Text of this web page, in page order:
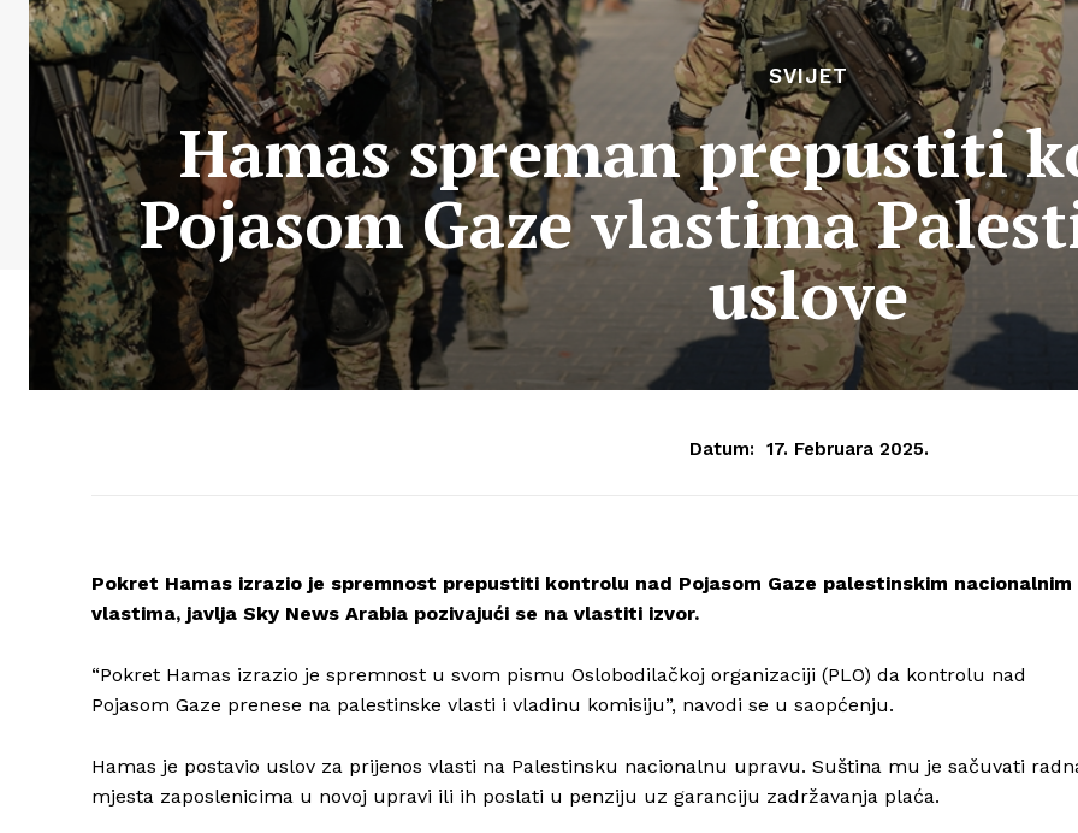
SVIJET
Hamas spreman prepustiti
Pojasom Gaze vlastima
uslove
Datum: 17. Februara 2025.
Pokret Hamas izrazio je spremnost prepustiti kontrolu nad Pojasom Gaze palestinskim nacionalnim
vlastima, javlja Sky News Arabia pozivajući se na vlastiti izvor.
“Pokret Hamas izrazio je spremnost u svom pismu Oslobodilačkoj organizaciji (PLO) da kontrolu nad
Pojasom Gaze prenese na palestinske vlasti i vladinu komisiju”, navodi se u saopćenju.
Hamas je postavio uslov za prijenos vlasti na Palestinsku nacionalnu upravu. Suština mu je sačuvati
mjesta zaposlenicima u novoj upravi ili ih poslati u penziju uz garanciju zadržavanja plaća.